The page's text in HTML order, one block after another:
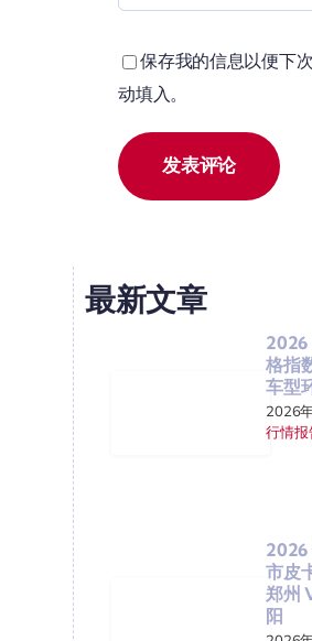
保存我的信息以便下
动填入。
最新文章
2026
格指
车型
2026
行情报
2026
市皮
郑州
阳